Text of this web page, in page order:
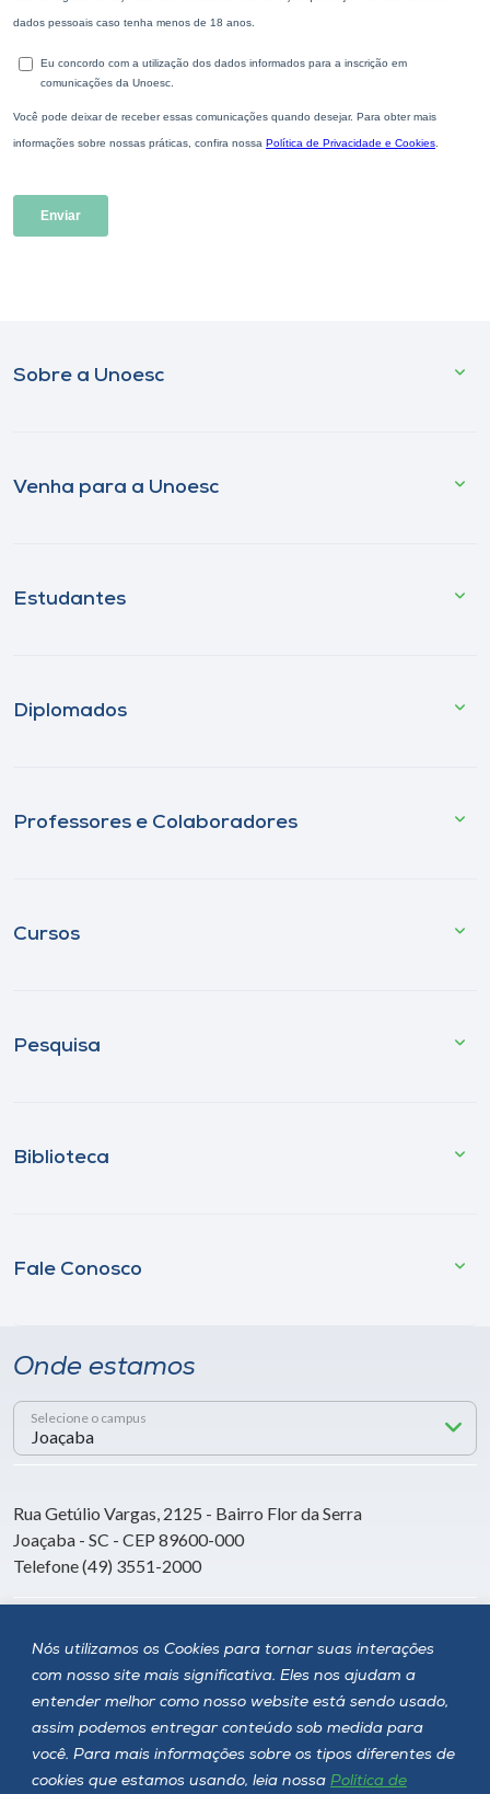
Nós utilizamos os Cookies para tornar suas interações
com nosso site mais significativa. Eles nos ajudam a
entender melhor como nosso website está sendo usado,
assim podemos entregar conteúdo sob medida para
você. Para mais informações sobre os tipos diferentes de
cookies que estamos usando, leia nossa Política de
Sobre a Unoesc
Venha para a Unoesc
Estudantes
Diplomados
Professores e Colaboradores
Cursos
Pesquisa
Biblioteca
Fale Conosco
Onde estamos
Selecione o campus
Rua Getúlio Vargas, 2125 - Bairro Flor da Serra
Joaçaba - SC - CEP 89600-000
Telefone (49) 3551-2000
Siga a Unoesc